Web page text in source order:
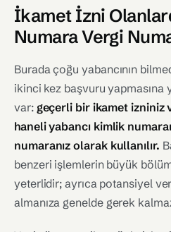
İkamet İzni
Numara Vergi
Burada çoğu yabancının
ikinci kez başvuru
var: geçerli bir ikamet izniniz
haneli yabancı kimlik
numaranız olarak kullanılır.
benzeri işlemlerin büyük
yeterlidir; ayrıca potansiyel
almanıza genelde gerek